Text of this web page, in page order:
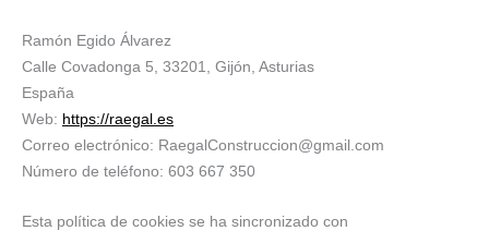
Ramón Egido Álvarez
Calle Covadonga 5, 33201, Gijón, Asturias
España
Web: https://raegal.es
Correo electrónico: RaegalConstruccion@gmail.com
Número de teléfono: 603 667 350
Esta política de cookies se ha sincronizado con